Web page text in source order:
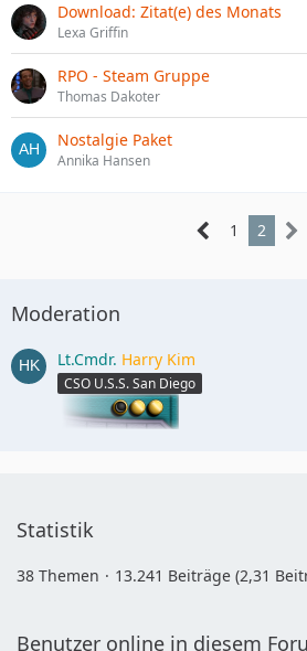
Download: Zitat(e) des Monats
Lexa Griffin
RPO - Steam Gruppe
Thomas Dakoter
Nostalgie Paket
Annika Hansen
1 2
Moderation
Lt.Cmdr. Harry Kim
CSO U.S.S. San Diego
Statistik
38 Themen 13.241 Beiträge (2,31
Benutzer online in diesem